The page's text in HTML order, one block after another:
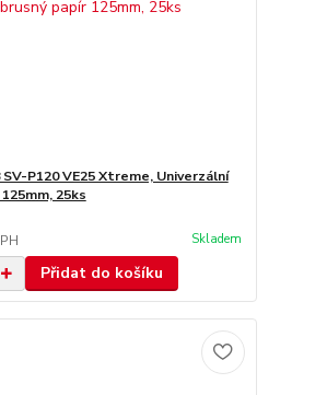
SV-P120 VE25 Xtreme, Univerzální
25ks
Skladem
Přidat do košíku